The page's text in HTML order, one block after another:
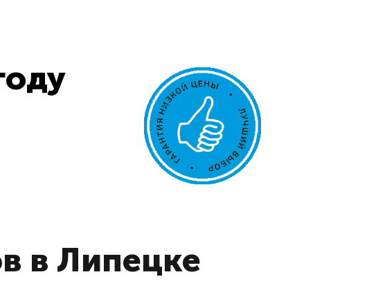
в Липецке